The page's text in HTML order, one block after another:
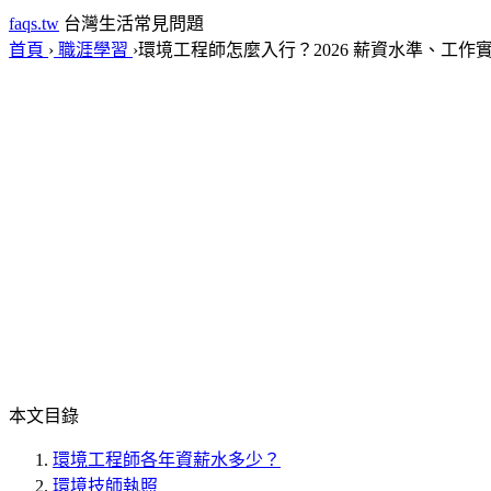
faqs.tw 台灣生活常見問題
首頁 › 職涯學習 ›環境工程師怎麼入行？2026 薪資水準、工作
本文目錄
環境工程師各年資薪水多少？
環境技師執照